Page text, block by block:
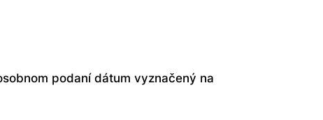
podaní dátum vyznačený na